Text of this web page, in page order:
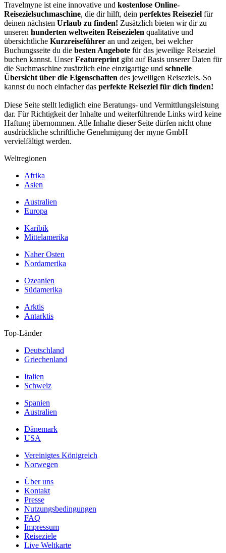
Travelmyne ist eine innovative und kostenlose Online-
Reisezielsuchmaschine, die dir hilft, dein perfektes Reiseziel für
deinen nächsten Urlaub zu finden! Zusätzlich bieten wir dir zu
unseren hunderten weltweiten Reisezielen qualitative und
übersichtliche Kurzreiseführer an und zeigen, bei welcher
Buchungsseite du die besten Angebote für das jeweilige Reiseziel
buchen kannst. UnserFeatureprintgibt auf Basis unserer Daten für
die Suchmaschine zusätzlich eine einzigartige und schnelle
Übersicht über die Eigenschaften des jeweiligen Reiseziels. So
kannst du noch einfacher das perfekte Reiseziel für dich finden!
Diese Seite stellt lediglich eine Beratungs- und Vermittlungsleistung
dar. Für Richtigkeit der Inhalte und weiterführende Links wird keine
Haftung übernommen. Alle Inhalte dieser Seite dürfen nicht ohne
ausdrückliche schriftliche Genehmigung der myne GmbH
vervielfältigt werden.
Weltregionen
Afrika
Asien
Australien
Europa
Karibik
Mittelamerika
Naher Osten
Nordamerika
Ozeanien
Südamerika
Arktis
Antarktis
Top-Länder
Deutschland
Griechenland
Italien
Schweiz
Spanien
Australien
Dänemark
USA
Vereinigtes Königreich
Norwegen
Über uns
Kontakt
Presse
Nutzungsbedingungen
FAQ
Impressum
Reiseziele
Live Weltkarte